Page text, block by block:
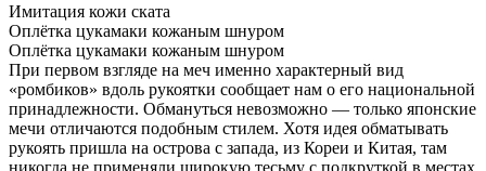
Имитация кожи ската
Оплётка цукамаки кожаным шнуром
Оплётка цукамаки кожаным шнуром
При первом взгляде на меч именно характерный вид
«ромбиков» вдоль рукоятки сообщает нам о его национальной
принадлежности. Обмануться невозможно — только японские
мечи отличаются подобным стилем. Хотя идея обматывать
рукоять пришла на острова с запада, из Кореи и Китая, там
никогда не применяли широкую тесьму с подкруткой в местах